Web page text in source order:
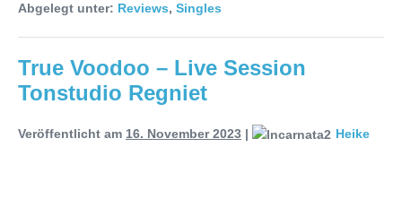
Abgelegt unter: Reviews, Singles
True Voodoo – Live Session
Tonstudio Regniet
Veröffentlicht am 16. November 2023 | Heike